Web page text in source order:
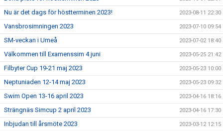
Nu är det dags för höstterminen 2023! 2023-08-11 22:30
Vansbrosimningen 2023 2023-07-10 09:54
SM-veckan i Umeå 2023-07-02 18:40
Välkommen till Examenssim 4 juni 2023-05-25 21:42
Filbyter Cup 19-21 maj 2023 2023-05-23 10:00
Neptuniaden 12-14 maj 2023 2023-05-23 09:32
Swim Open 13-16 april 2023 2023-04-16 18:16
Strängnäs Simcup 2 april 2023 2023-04-16 17:30
Inbjudan till årsmöte 2023 2023-03-12 12:15